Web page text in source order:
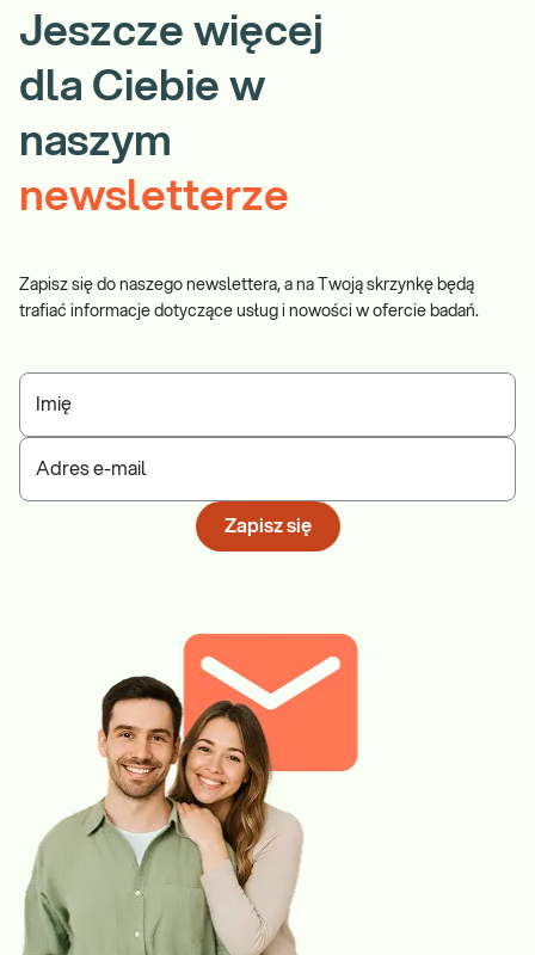
Jeszcze więcej
dla Ciebie w
naszym
newsletterze
Zapisz się do naszego newslettera, a na Twoją skrzynkę będą
trafiać informacje dotyczące usług i nowości w ofercie badań.
Imię
Adres e-mail
Zapisz się